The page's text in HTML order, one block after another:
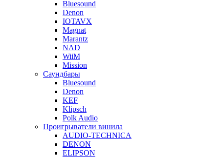
Bluesound
Denon
IOTAVX
Magnat
Marantz
NAD
WiiM
Mission
Саундбары
Bluesound
Denon
KEF
Klipsch
Polk Audio
Проигрыватели винила
AUDIO-TECHNICA
DENON
ELIPSON